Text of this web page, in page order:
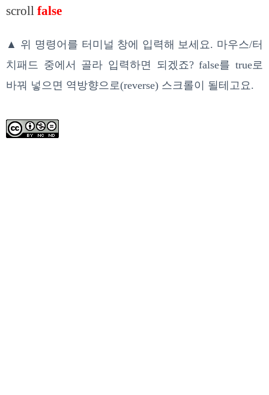
scroll false
▲ 위 명령어를 터미널 창에 입력해 보세요. 마우스/터
치패드 중에서 골라 입력하면 되겠죠? false를 true로
바꿔 넣으면 역방향으로(reverse) 스크롤이 될테고요.